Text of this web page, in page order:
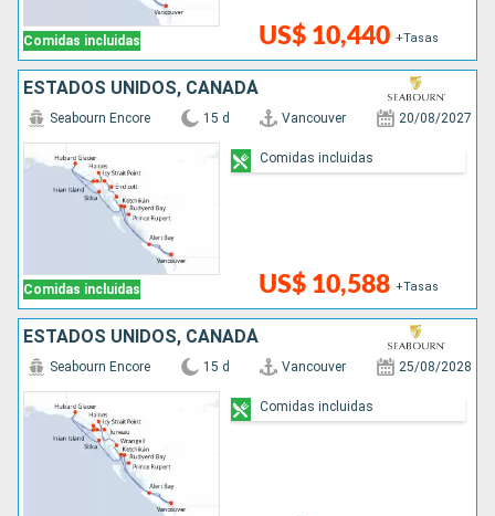
Comidas incluidas US$ 10,440 +Tasas
ESTADOS UNIDOS, CANADÁ
Comidas incluidas
Seabourn Encore 15 d Vancouver 20/08/2027
US$ 10,588 +Tasas
Comidas incluidas
ESTADOS UNIDOS, CANADÁ
Seabourn Encore 15 d Vancouver 25/08/2028
Comidas incluidas